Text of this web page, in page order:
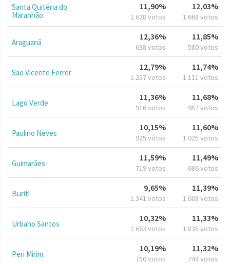
Santa Quitéria do
Maranhão
11,90%
1.628 votos
12,03%
1.668 votos
Araguanã
12,36%
638 votos
11,85%
580 votos
São Vicente Ferrer
12,79%
1.257 votos
11,74%
1.111 votos
Lago Verde
11,36%
916 votos
11,68%
957 votos
Paulino Neves
10,15%
925 votos
11,60%
1.025 votos
Guimarães
11,59%
719 votos
11,49%
686 votos
Buriti
9,65%
1.341 votos
11,39%
1.608 votos
Urbano Santos
10,32%
1.663 votos
11,33%
1.835 votos
Peri Mirim
10,19%
750 votos
11,32%
744 votos